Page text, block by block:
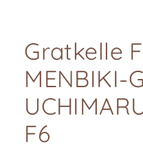
Gratkelle
MENBIKI-
F6